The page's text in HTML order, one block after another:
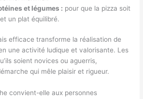
et légumes : pour que la pizza soit
un plat équilibré.
efficace transforme la réalisation de
une activité ludique et valorisante. Les
soient novices ou aguerris,
qui mêle plaisir et rigueur.
convient-elle aux personnes